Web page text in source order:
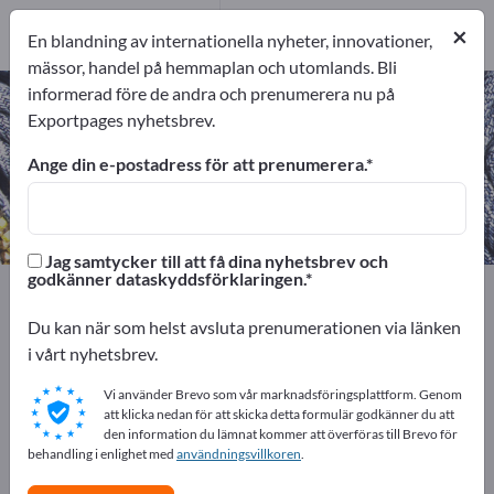
Plaggfästen – hitta tillverkare och
leverantörer
9
9
Exportpages Textilier Kläder
Sybehör
Plaggfästen
Annonsera gratis på Exportpages!
Behov – Erbjudanden – Begagnade varor –
Affärskontakter >> börja här
×
En blandning av internationella nyheter, innovationer,
mässor, handel på hemmaplan och utomlands. Bli
informerad före de andra och prenumerera nu på
Exportpages nyhetsbrev.
Ange din e-postadress för att prenumerera.
Jag samtycker till att få dina nyhetsbrev och
godkänner dataskyddsförklaringen.
Du kan när som helst avsluta prenumerationen via länken
i vårt nyhetsbrev.
Vi använder Brevo som vår marknadsföringsplattform. Genom
att klicka nedan för att skicka detta formulär godkänner du att
den information du lämnat kommer att överföras till Brevo för
behandling i enlighet med användningsvillkoren.